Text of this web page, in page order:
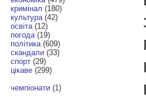
кримінал (180)
культура(42)
освіта(12)
погода(19)
політика(609)
скандали(33)
спорт(29)
цікаве(299)
чемпіонати(1)